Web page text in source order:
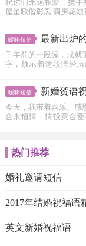
祝你们永远相爱，携手
屋笙歌偕彩凤 洞房花
暧昧短信 最新出炉
千年前的一段缘，成就
字，预示着这段情经
暧昧短信 新婚贺语
今天，我带着喜乐、感
合永恒情，情投意合
热门推荐
婚礼邀请短信
2017年结婚祝福语
英文新婚祝福语